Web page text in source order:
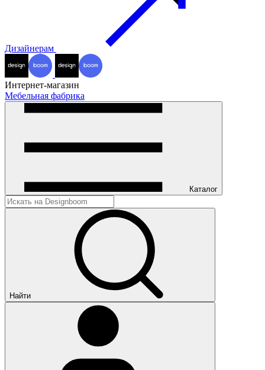
Дизайнерам
Интернет-магазин
Мебельная фабрика
Каталог
Найти